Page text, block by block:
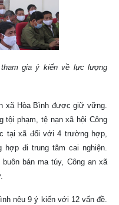
gia ý kiến về lực lượng
xã Hòa Bình được giữ vững.
tội phạm, tệ nạn xã hội Công
tại xã đối với 4 trường hợp,
đi trung tâm cai nghiện.
bán ma túy, Công an xã
nêu 9 ý kiến với 12 vấn đề.